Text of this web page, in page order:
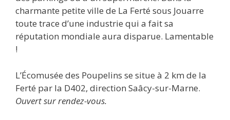
charmante petite ville de La Ferté sous Jouarre
toute trace d’une industrie qui a fait sa
réputation mondiale aura disparue. Lamentable
!
L’Écomusée des Poupelins se situe à 2 km de la
Ferté par la D402, direction Saâcy-sur-Marne.
Ouvert sur rendez-vous.